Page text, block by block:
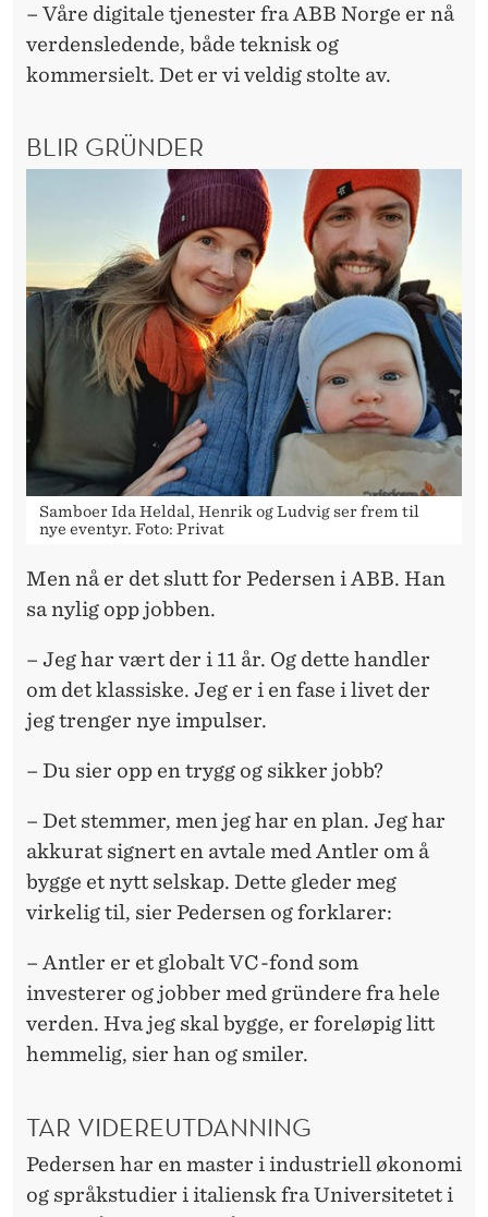
– Våre digitale tjenester fra ABB Norge er nå
verdensledende, både teknisk og
kommersielt. Det er vi veldig stolte av.
BLIR GRÜNDER
Samboer Ida Heldal, Henrik og Ludvig ser frem til
nye eventyr. Foto: Privat
Men nå er det slutt for Pedersen i ABB. Han
sa nylig opp jobben.
– Jeg har vært der i 11 år. Og dette handler
om det klassiske. Jeg er i en fase i livet der
jeg trenger nye impulser.
– Du sier opp en trygg og sikker jobb?
– Det stemmer, men jeg har en plan. Jeg har
akkurat signert en avtale med Antler om å
bygge et nytt selskap. Dette gleder meg
virkelig til, sier Pedersen og forklarer:
– Antler er et globalt VC-fond som
investerer og jobber med gründere fra hele
verden. Hva jeg skal bygge, er foreløpig litt
hemmelig, sier han og smiler.
TAR VIDEREUTDANNING
Pedersen har en master i industriell økonomi
og språkstudier i italiensk fra Universitetet i